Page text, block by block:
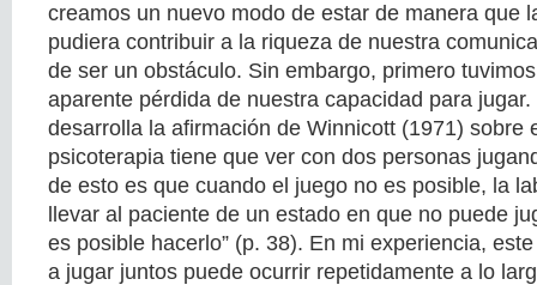
creamos un nuevo modo de estar de manera que
pudiera contribuir a la riqueza de nuestra
de ser un obstáculo. Sin embargo, primero
aparente pérdida de nuestra capacidad para
desarrolla la afirmación de Winnicott (1971) sobre
psicoterapia tiene que ver con dos personas
de esto es que cuando el juego no es posible, la
llevar al paciente de un estado en que no puede
es posible hacerlo” (p. 38). En mi experiencia,
a jugar juntos puede ocurrir repetidamente a lo